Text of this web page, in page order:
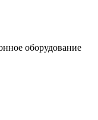
оборудование